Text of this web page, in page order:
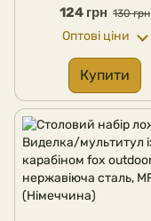
(Британія)
124 грн 130 грн
Оптові ціни
Купити